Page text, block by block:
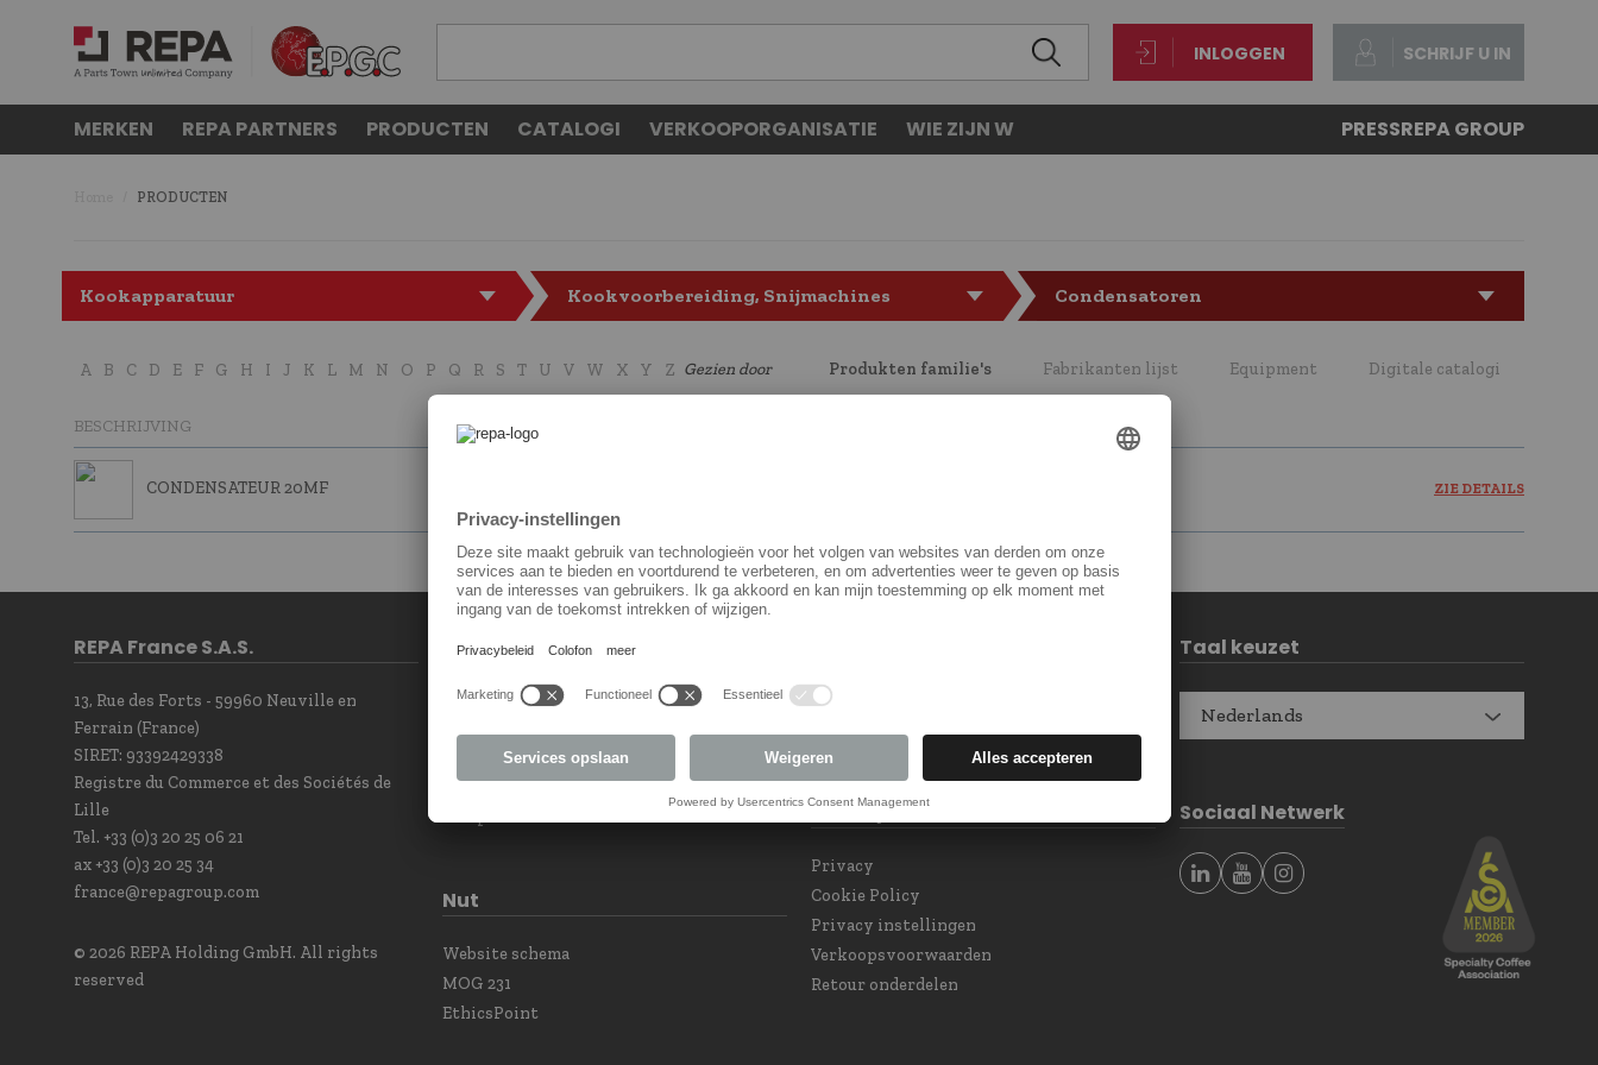
INLOGGEN SCHRIJF U IN
MERKEN REPA PARTNERS PRODUCTEN CATALOGI VERKOOPORGANISATIE WIE ZIJN W PRESSREPA GROUP
PRODUCTEN
Kookapparatuur Kookvoorbereiding, Snijmachines Condensatoren
A B C D E F G H I J K L M N O P Q R S T U V W X Y Z Gezien door Produkten familie's Fabrikanten lijst Equipment Digitale catalogi
BESCHRIJVING
CONDENSATEUR 20MF ZIE DETAILS
REPA France S.A.S.
13, Rue des Forts - 59960 Neuville en
Ferrain (France)
SIRET: 93392429338
Registre du Commerce et des Sociétés de
Lille
Tel. +33 (0)3 20 25 06 21
ax +33 (0)3 20 25 34
france@repagroup.com
© 2026 REPA Holding GmbH. All rights
reserved
Contact
Contact Form
Newsletter Subscription
Our sales team at your service
Nut
Website schema
MOG 231
EthicsPoint
Privacy
Privacy
Cookie Policy
Privacy instellingen
Verkoopsvoorwaarden
Retour onderdelen
Taal keuzet
Nederlands
Sociaal Netwerk